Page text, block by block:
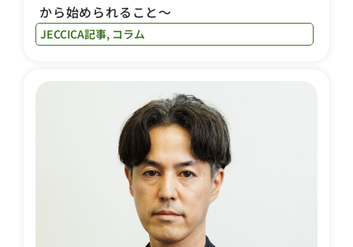
から始められること〜
JECCICA記事, コラム